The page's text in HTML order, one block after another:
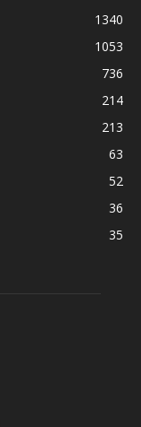
1340
1053
736
214
213
63
52
36
35